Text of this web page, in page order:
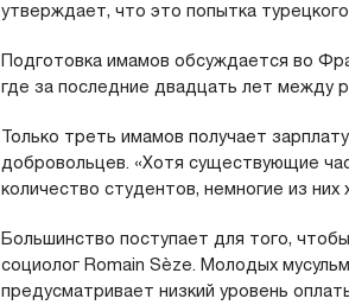
утверждает, что это попытка
Подготовка имамов обсуждается во
где за последние двадцать лет между
Только треть имамов получает
добровольцев. «Хотя существующие
количество студентов, немногие из
Большинство поступает для того,
социолог Romain Sèze. Молодых
предусматривает низкий уровень